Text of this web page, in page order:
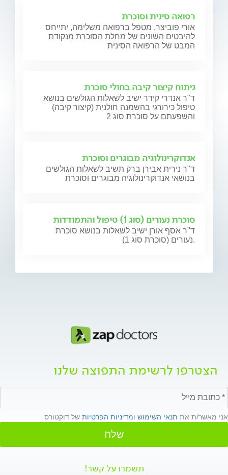
רפואה סינית וסוכרת
אורי פוביצר, מטפל ברפואה משלימה, יתייחס
להיבטים השונים של מחלת הסוכרת מנקודת
המבט של הרפואה הסינית
ניתוח קיצור קיבה בחולי סוכרת
ד"ר אנדרי קידר ישיב לשאלות הגולשים בנושא
טיפול כירורגי בהשמנה חולנית (קיצור קיבה)
והשפעתם על סוכרת סוג 2
אנדוקרינולוגיה מבוגרים וסוכרת
ד"ר נירית אבירן ברק תשיב לשאלות הגולשים
בנושאי אנדוקרינולוגיה מבוגרים וסוכרת
סוכרת נעורים (סוג 1) טיפול והתמודדות
ד"ר אסף אורן ישיב לשאלות בנושא סוכרת
נעורים (סוכרת סוג 1).
הצטרפו לרשימת התפוצה שלנו
אני מאשר/ת את תנאי השימוש ומדיניות הפרטיות של דוקטורס
שלח
תשמרו על קשר!